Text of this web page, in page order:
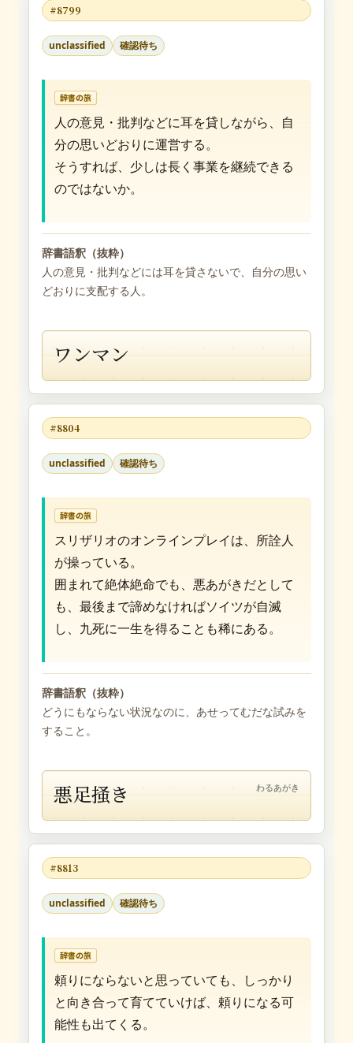
#8799
unclassified 確認待ち
辞書の旅
人の意見・批判などに耳を貸しながら、自
分の思いどおりに運営する。
そうすれば、少しは長く事業を継続できる
のではないか。
辞書語釈（抜粋）
人の意見・批判などには耳を貸さないで、自分の思い
どおりに支配する人。
ワンマン
#8804
unclassified 確認待ち
辞書の旅
スリザリオのオンラインプレイは、所詮人
が操っている。
囲まれて絶体絶命でも、悪あがきだとして
も、最後まで諦めなければソイツが自滅
し、九死に一生を得ることも稀にある。
辞書語釈（抜粋）
どうにもならない状況なのに、あせってむだな試みを
すること。
悪足掻き わるあがき
#8813
unclassified 確認待ち
辞書の旅
頼りにならないと思っていても、しっかり
と向き合って育てていけば、頼りになる可
能性も出てくる。